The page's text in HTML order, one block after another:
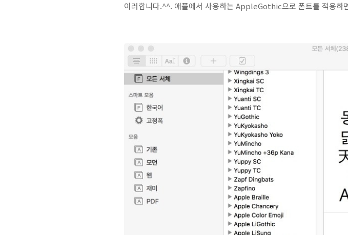
이러합니다.^^. 애플에서 사용하는 AppleGothic으로 폰트를 적용하